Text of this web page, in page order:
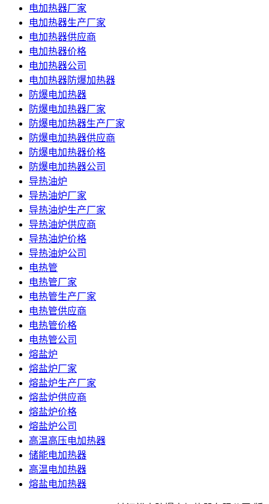
电加热器厂家
电加热器生产厂家
电加热器供应商
电加热器价格
电加热器公司
电加热器防爆加热器
防爆电加热器
防爆电加热器厂家
防爆电加热器生产厂家
防爆电加热器供应商
防爆电加热器价格
防爆电加热器公司
导热油炉
导热油炉厂家
导热油炉生产厂家
导热油炉供应商
导热油炉价格
导热油炉公司
电热管
电热管厂家
电热管生产厂家
电热管供应商
电热管价格
电热管公司
熔盐炉
熔盐炉厂家
熔盐炉生产厂家
熔盐炉供应商
熔盐炉价格
熔盐炉公司
高温高压电加热器
储能电加热器
高温电加热器
熔盐电加热器